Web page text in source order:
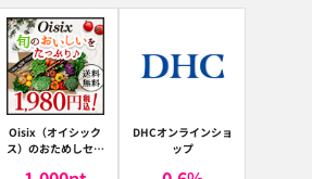
Oisix（オイシック
ス）のおためしセッ
DHCオンラインショ
ップ